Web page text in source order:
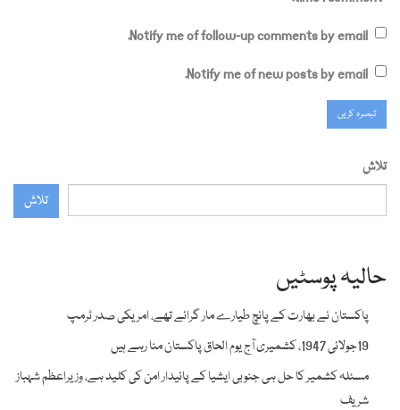
Notify me of follow-up comments by email.
Notify me of new posts by email.
تلاش
تلاش
حالیہ پوسٹیں
پاکستان نے بھارت کے پانچ طیارے مار گرائے تھے، امریکی صدر ٹرمپ
19جولائی 1947، کشمیری آج یوم الحاق پاکستان منا رہے ہیں
مسئلہ کشمیر کا حل ہی جنوبی ایشیا کے پائیدار امن کی کلید ہے، وزیراعظم شہباز
شریف